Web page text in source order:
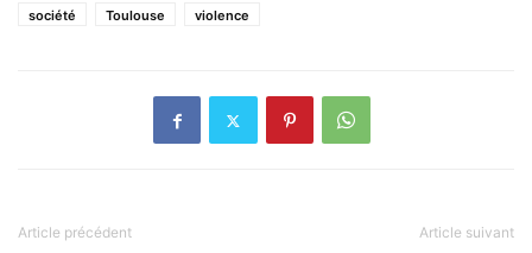
société
Toulouse violence
Article précédent Article suivant